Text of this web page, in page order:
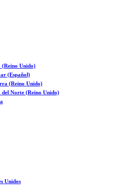
(Reino Unido)
(Español)
(Reino Unido)
del Norte (Reino Unido)
Unidos